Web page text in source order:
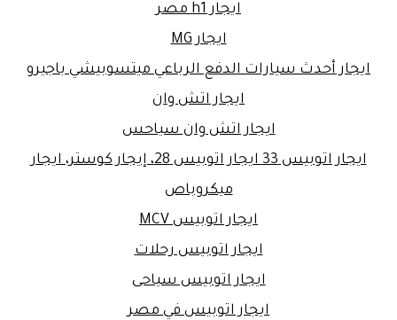
ايجار h1 مصر
ايجار MG
ايجار أحدث سيارات الدفع الرباعي ميتسوبيشي باجيرو
ايجار اتش وان
ايجار اتش وان سياحس
ايجار اتوبيس 33 ايجار اتوبيس 28، إيجار كوستر، ايجار
ميكروباص
ايجار اتوبيس MCV
ايجار اتوبيس رحلات
ايجار اتوبيس سياحى
ايجار اتوبيس في مصر